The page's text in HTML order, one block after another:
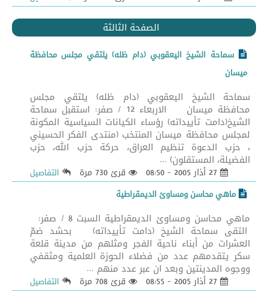
الصفحة الثالثة
سماحة الشيخ اليعقوبي (دام ظله) يلتقي مجلس محافظة
ميسان
سماحة الشيخ اليعقوبي (دام ظله) يلتقي مجلس
محافظة ميسان الاربعاء 12 / صفر: استقبل سماحة
الشيخ(دامت تأييداته) رؤساء الكيانات السياسية المكونة
لمجلس محافظة ميسان المنتخب (منتدى الفكر الحسيني
، حزب الدعوة تنظيم العراق، حركة حزب الله، حزب
الفضيلة، المستقلون) ...
قرئ 730 مرة
التفاصيل
ماهي محاسن ومساوئ الديمقراطية
ماهي محاسن ومساوئ الديمقراطية السبت 8 / صفر:
التقى سماحة الشيخ (دامت تأييداته) بحشد ضمّ
العشرات من أبناء ناحية الفجر ومثلهم من مدينة قلعة
سكر يتقدمهم عدد من فضلاء الحوزة العلمية ومثقفي
ووجوه المدينتين وبعد ان عبر عدد منهم ...
قرئ 708 مرة
التفاصيل